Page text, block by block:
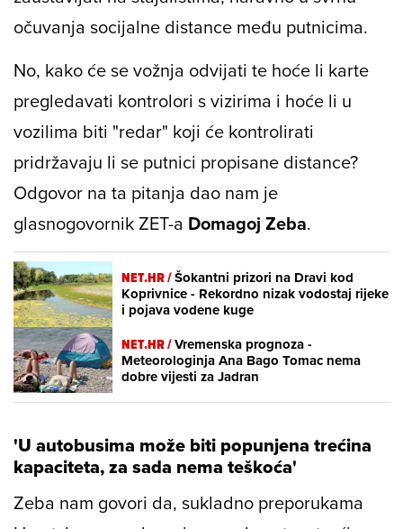
očuvanja socijalne distance među putnicima.
No, kako će se vožnja odvijati te hoće li karte
pregledavati kontrolori s vizirima i hoće li u
vozilima biti "redar" koji će kontrolirati
pridržavaju li se putnici propisane distance?
Odgovor na ta pitanja dao nam je
glasnogovornik ZET-a Domagoj Zeba.
NET.HR /Šokantni prizori na Dravi kod
Koprivnice - Rekordno nizak vodostaj rijeke
i pojava vodene kuge
NET.HR /Vremenska prognoza -
Meteorologinja Ana Bago Tomac nema
dobre vijesti za Jadran
'U autobusima može biti popunjena trećina
kapaciteta, za sada nema teškoća'
Zeba nam govori da, sukladno preporukama